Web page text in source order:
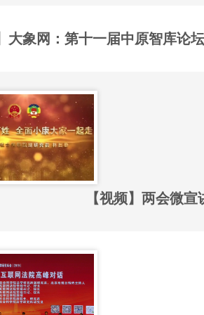
大象网：第十一届中原智库论
【视频】两会微